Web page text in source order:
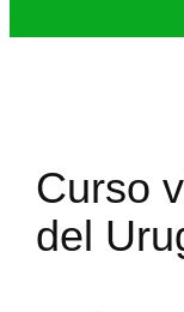
Curso
del